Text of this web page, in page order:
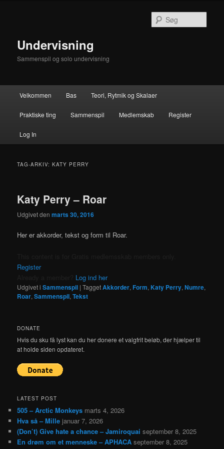
Undervisning
Sammenspil og solo undervisning
Velkommen Bas Teori, Rytmik og Skalaer
Praktiske ting Sammenspil Medlemskab Register
Log In
TAG-ARKIV:KATY PERRY
Katy Perry – Roar
Udgivet denmarts 30, 2016
Her er akkorder, tekst og form til Roar.
Register
Log ind her
Udgivet i Sammenspil |TaggetAkkorder,Form,Katy Perry,Numre,
Roar,Sammenspil,Tekst
DONATE
Hvis du sku få lyst kan du her donere et valgfrit beløb, der hjælper til
at holde siden opdateret.
LATEST POST
505 – Arctic Monkeys marts 4, 2026
Hva så – Mille januar 7, 2026
(Don’t) Give hate a chance – Jamiroquai september 8, 2025
En drøm om et menneske – APHACA september 8, 2025